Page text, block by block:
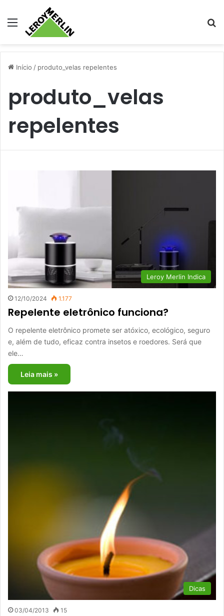
Menu
Início / produto_velas repelentes
produto_velas
repelentes
Leroy Merlin Indica
12/10/2024 1.177
Repelente eletrônico funciona?
O repelente eletrônico promete ser atóxico, ecológico, seguro
e, além de tudo, eficaz contra insetos e roedores. Será que
ele…
Leia mais »
Dicas
03/04/2013 15